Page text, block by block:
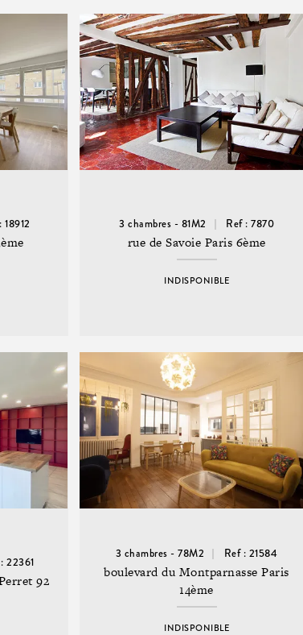
18912 3 chambres - 81M2 Ref : 7870
rue de Savoie Paris 6ème
INDISPONIBLE
22361
92
3 chambres - 78M2 Ref : 21584
boulevard du Montparnasse Paris
14ème
INDISPONIBLE